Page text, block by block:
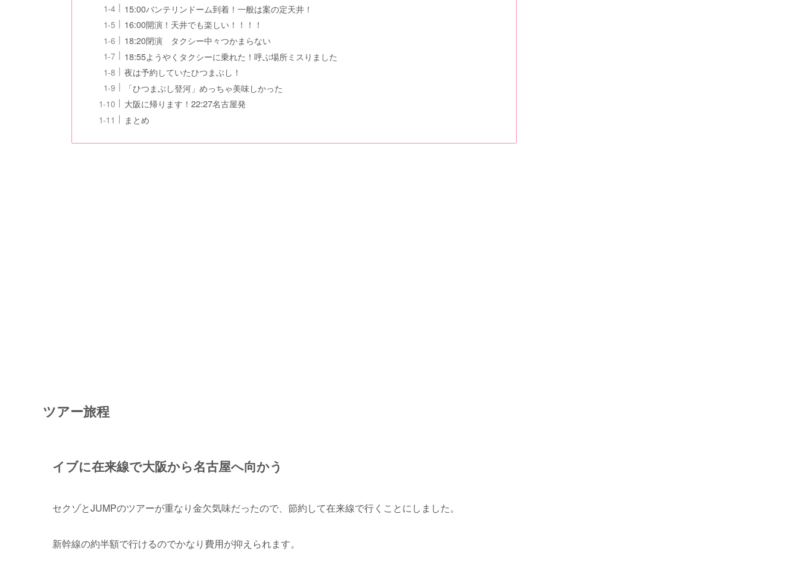
15:00バンテリンドーム到着！一般は案の定天井！
16:00開演！天井でも楽しい！！！！
18:20閉演 タクシー中々つかまらない
18:55ようやくタクシーに乗れた！呼ぶ場所ミスりました
夜は予約していたひつまぶし！
「ひつまぶし登河」めっちゃ美味しかった
大阪に帰ります！22:27名古屋発
まとめ
ツアー旅程
イブに在来線で大阪から名古屋へ向かう
セクゾとJUMPのツアーが重なり金欠気味だったので、節約して在来線で行くことにしました。
新幹線の約半額で行けるのでかなり費用が抑えられます。